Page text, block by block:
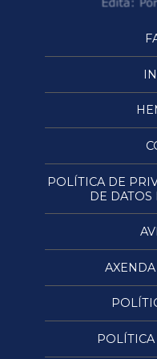
POLÍTICA DE
DE DATOS